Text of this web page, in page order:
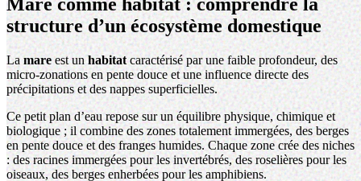
structure d’un écosystème domestique
La mareest unhabitatcaractérisé par une faible profondeur, des
micro-zonations en pente douce et une influence directe des
précipitations et des nappes superficielles.
Ce petit plan d’eau repose sur un équilibre physique, chimique et
biologique ; il combine des zones totalement immergées, des berges
en pente douce et des franges humides. Chaque zone crée des niches
: des racines immergées pour les invertébrés, des roselières pour les
oiseaux, des berges enherbées pour les amphibiens.